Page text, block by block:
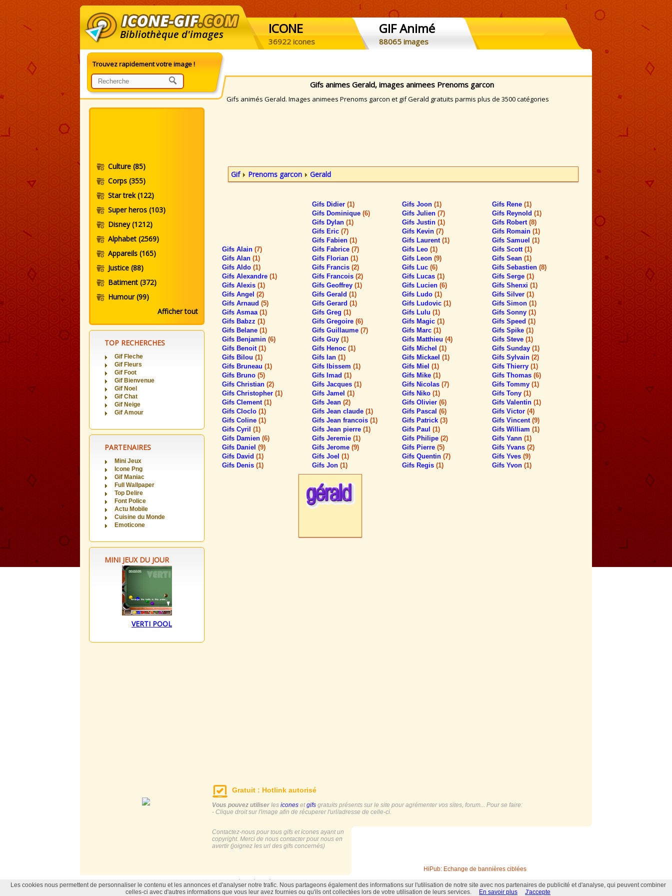
Bibliothèque d'images ICONE
36922 icones
GIF Animé
88065 images
Trouvez rapidement votre image !
Culture (85)
Corps (355)
Star trek(122)
Super heros (103)
Disney(1212)
Alphabet (2569)
Appareils (165)
Justice (88)
Batiment (372)
Humour(99)
Afficher tout
TOP RECHERCHES
Gif Fleche
Gif Fleurs
Gif Foot
Gif Bienvenue
Gif Noel
Gif Chat
Gif Neige
Gif Amour
PARTENAIRES
Mini Jeux
Icone Png
Gif Maniac
Full Wallpaper
Top Delire
Font Police
Actu Mobile
Cuisine du Monde
Emoticone
MINI JEUX DU JOUR
VERTI POOL
Gifs animes Gerald, images animees Prenoms garcon
Gifs animés Gerald. Images animees Prenoms garcon et gif Gerald gratuits parmis plus de 3500 catégories
Gif Prenoms garcon Gerald
Gifs Alain (7)
Gifs Alan (1)
Gifs Aldo (1)
Gifs Alexandre (1)
Gifs Alexis (1)
Gifs Angel (2)
Gifs Arnaud (5)
Gifs Asmaa (1)
Gifs Babzz (1)
Gifs Belane (1)
Gifs Benjamin (6)
Gifs Benoit (1)
Gifs Bilou (1)
Gifs Bruneau (1)
Gifs Bruno (5)
Gifs Christian (2)
Gifs Christopher (1)
Gifs Clement (1)
Gifs Cloclo (1)
Gifs Coline (1)
Gifs Cyril (1)
Gifs Damien (6)
Gifs Daniel (9)
Gifs David (1)
Gifs Denis (1)
Gifs Didier (1)
Gifs Dominique (6)
Gifs Dylan (1)
Gifs Eric (7)
Gifs Fabien (1)
Gifs Fabrice (7)
Gifs Florian (1)
Gifs Francis (2)
Gifs Francois (2)
Gifs Geoffrey (1)
Gifs Gerald (1)
Gifs Gerard (1)
Gifs Greg (1)
Gifs Gregoire (6)
Gifs Guillaume (7)
Gifs Guy (1)
Gifs Henoc (1)
Gifs Ian (1)
Gifs Ibissem (1)
Gifs Imad (1)
Gifs Jacques (1)
Gifs Jamel (1)
Gifs Jean (2)
Gifs Jean claude (1)
Gifs Jean francois (1)
Gifs Jean pierre (1)
Gifs Jeremie (1)
Gifs Jerome (9)
Gifs Joel (1)
Gifs Jon (1)
Gifs Joon (1)
Gifs Julien (7)
Gifs Justin (1)
Gifs Kevin (7)
Gifs Laurent (1)
Gifs Leo (1)
Gifs Leon (9)
Gifs Luc (6)
Gifs Lucas (1)
Gifs Lucien (6)
Gifs Ludo (1)
Gifs Ludovic (1)
Gifs Lulu (1)
Gifs Magic (1)
Gifs Marc (1)
Gifs Matthieu (4)
Gifs Michel (1)
Gifs Mickael (1)
Gifs Miel (1)
Gifs Mike (1)
Gifs Nicolas (7)
Gifs Niko (1)
Gifs Olivier (6)
Gifs Pascal (6)
Gifs Patrick (3)
Gifs Paul (1)
Gifs Philipe (2)
Gifs Pierre (5)
Gifs Quentin (7)
Gifs Regis (1)
Gifs Rene (1)
Gifs Reynold (1)
Gifs Robert (8)
Gifs Romain (1)
Gifs Samuel (1)
Gifs Scott (1)
Gifs Sean (1)
Gifs Sebastien (8)
Gifs Serge (1)
Gifs Shenxi (1)
Gifs Silver (1)
Gifs Simon (1)
Gifs Sonny (1)
Gifs Speed (1)
Gifs Spike (1)
Gifs Steve (1)
Gifs Sunday (1)
Gifs Sylvain (2)
Gifs Thierry (1)
Gifs Thomas (6)
Gifs Tommy (1)
Gifs Tony (1)
Gifs Valentin (1)
Gifs Victor (4)
Gifs Vincent (9)
Gifs William (1)
Gifs Yann (1)
Gifs Yvans (2)
Gifs Yves (9)
Gifs Yvon (1)
Gratuit : Hotlink autorisé
Vous pouvez utiliser les icones etgifs gratuits présents sur le site pour agrémenter vos sites, forum... Pour se faire:
- Clique droit sur l'image afin de récuperer l'url/adresse de celle-ci.
Contactez-nous pour tous gifs et icones ayant un
copyright. Merci de nous contacter pour nous en
avertir (joignez les url des gifs concernés)
HiPub: Echange de bannières ciblées
News-Lettre
| Contact © icone-gif.com tous droits réservés | Hébergement Hiwit.net
Les cookies nous permettent de personnaliser le contenu et les annonces et d'analyser notre trafic. Nous partageons également des informations sur l'utilisation de notre site avec nos partenaires de publicité et d'analyse, qui peuvent combiner
celles-ci avec d'autres informations que vous leur avez fournies ou qu'ils ont collectées lors de votre utilisation de leurs services.
En savoir plus J'accepte